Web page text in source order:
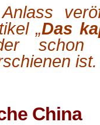
„Das
ist.
China